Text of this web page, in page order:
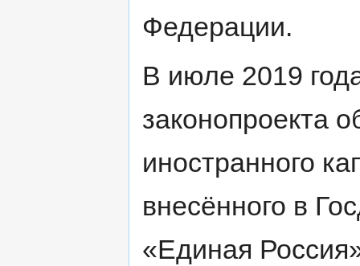
Федерации.
В июле 2019
законопроекта
иностранного
внесённого в
«Единая